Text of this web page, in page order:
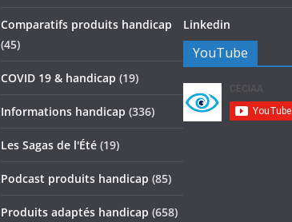
Comparatifs produits handicap
(45)
COVID 19 & handicap (19)
Informations handicap (336)
Les Sagas de l'Été (19)
Podcast produits handicap (85)
Produits adaptés handicap (658)
Linkedin
YouTube